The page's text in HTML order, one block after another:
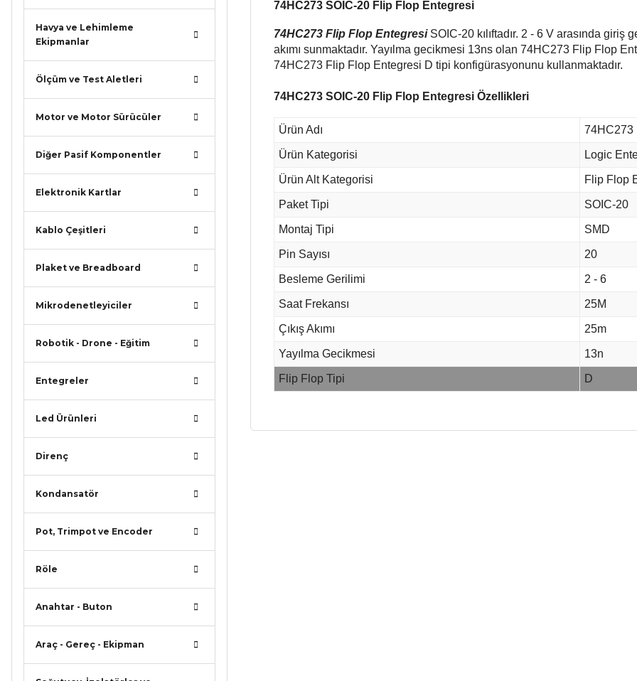
Havya ve Lehimleme
Ekipmanlar
Ölçüm ve Test Aletleri
Motor ve Motor Sürücüler
Diğer Pasif Komponentler
Elektronik Kartlar
Kablo Çeşitleri
Plaket ve Breadboard
Mikrodenetleyiciler
Robotik - Drone - Eğitim
Entegreler
Led Ürünleri
Direnç
Kondansatör
Pot, Trimpot ve Encoder
Röle
Anahtar - Buton
Araç - Gereç - Ekipman
74HC273 SOIC-20 Flip Flop Entegresi
74HC273 Flip Flop EntegresiSOIC-20 kılıftadır. 2 - 6 V arasında
akımı sunmaktadır. Yayılma gecikmesi 13ns olan 74HC273 Flip Flop
74HC273 Flip Flop Entegresi D tipi konfigürasyonunu kullanmaktadır.
74HC273 SOIC-20 Flip Flop Entegresi Özellikleri
Ürün Adı 74HC273
Ürün Kategorisi Logic
Ürün Alt Kategorisi Flip Flop
Paket Tipi SOIC-20
Montaj Tipi SMD
Pin Sayısı 20
Besleme Gerilimi 2 - 6
Saat Frekansı 25M
Çıkış Akımı 25m
Yayılma Gecikmesi 13n
Flip Flop Tipi D